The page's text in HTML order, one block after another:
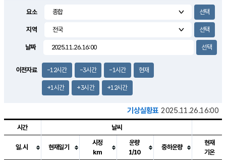
2.0m/s
요소
지역
날짜
이전자료 -12시간 -3시간 -1시간 현재
+1시간 +3시간 +12시간
기상실황표 2025.11.26.16:00
시간 날씨
일.시 현재일기
시정
km
운량
1/10
중하운량
현재
기온